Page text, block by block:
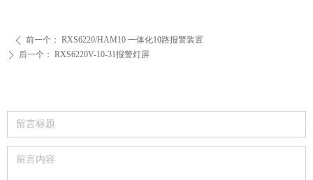
ꄴ 前一个： RXS6220/HAM10 一体化10路报警装置
ꄲ 后一个： RXS6220V-10-31报警灯屏